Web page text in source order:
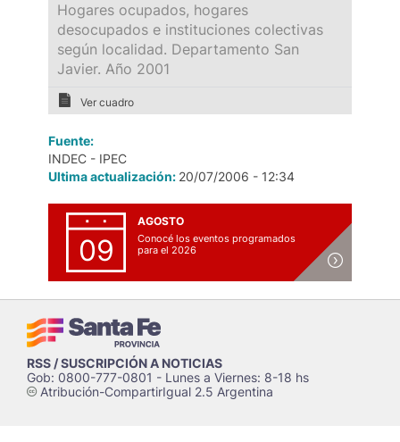
Hogares ocupados, hogares
desocupados e instituciones colectivas
según localidad. Departamento San
Javier. Año 2001
Ver cuadro
Fuente:
INDEC - IPEC
Ultima actualización: 20/07/2006 - 12:34
09
AGOSTO
Conocé los eventos programados
para el 2026
RSS / SUSCRIPCIÓN A NOTICIAS
Gob: 0800-777-0801 - Lunes a Viernes: 8-18 hs
cAtribución-CompartirIgual 2.5 Argentina